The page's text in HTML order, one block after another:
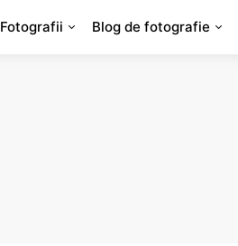
Fotografii Blog de fotografie